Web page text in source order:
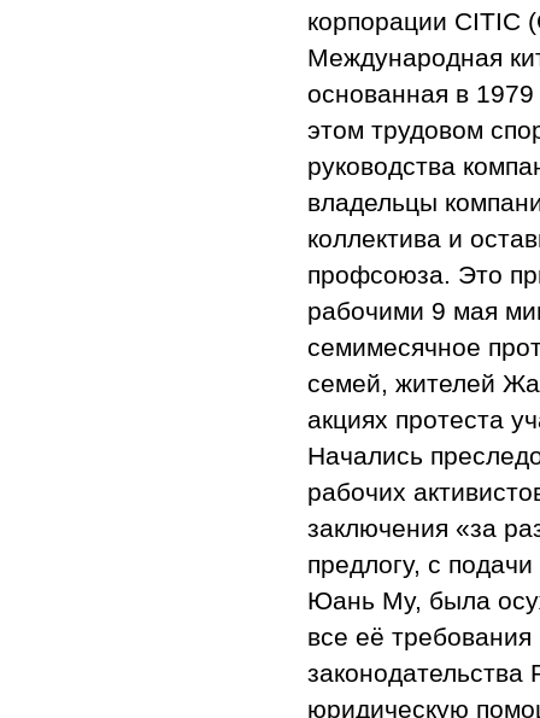
корпорации CITIC
Международная
основанная в
этом трудовом
руководства
владельцы
коллектива и
профсоюза. Это
рабочими 9 мая
семимесячное
семей, жителей
акциях протеста
Начались
рабочих
заключения «за
предлогу, с
Юань Му, была
все её
законодательства
юридическую